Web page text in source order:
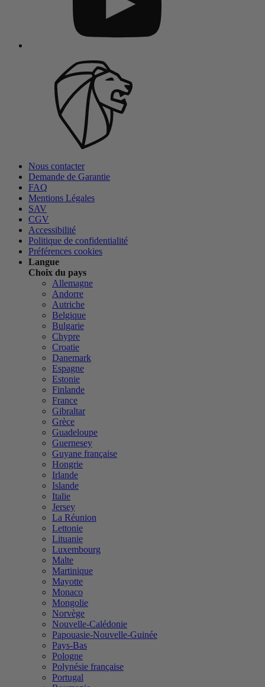
Nous contacter
Demande de Garantie
FAQ
Mentions Légales
SAV
CGV
Accessibilité
Politique de confidentialité
Préférences cookies
Langue
Choix du pays
Allemagne
Andorre
Autriche
Belgique
Bulgarie
Chypre
Croatie
Danemark
Espagne
Estonie
Finlande
France
Gibraltar
Grèce
Guadeloupe
Guernesey
Guyane française
Hongrie
Irlande
Islande
Italie
Jersey
La Réunion
Lettonie
Lituanie
Luxembourg
Malte
Martinique
Mayotte
Monaco
Mongolie
Norvège
Nouvelle-Calédonie
Papouasie-Nouvelle-Guinée
Pays-Bas
Pologne
Polynésie française
Portugal